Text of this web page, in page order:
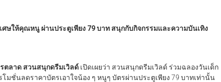
ศษให้คุณหนู ผ่านประตูเพียง 79 บาท สนุกกับกิจกรรมและความบันเทิง
ตลาด สวนสนุกดรีมเวิลด์ เปิดเผยว่า สวนสนุกดรีมเวิลด์ ร่วมฉลองวันเด็ก
มชั่นลดราคาบัตรเอาใจน้อง ๆ หนูๆ บัตรผ่านประตูเพียง 79 บาทเท่านั้น